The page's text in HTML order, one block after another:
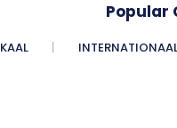
Popular